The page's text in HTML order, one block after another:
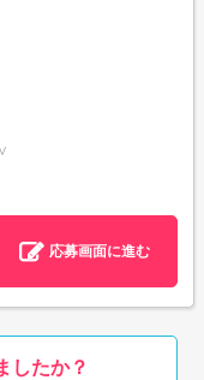
応募画面に進む
したか？